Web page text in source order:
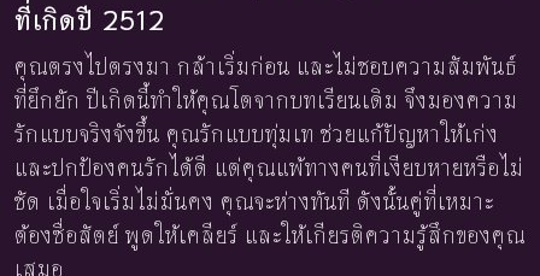
ที่เกิดปี 2512
คุณตรงไปตรงมา กล้าเริ่มก่อน และไม่ชอบความสัมพันธ์
ที่ยึกยัก ปีเกิดนี้ทำให้คุณโตจากบทเรียนเดิม จึงมองความ
รักแบบจริงจังขึ้น คุณรักแบบทุ่มเท ช่วยแก้ปัญหาให้เก่ง
และปกป้องคนรักได้ดี แต่คุณแพ้ทางคนที่เงียบหายหรือไม่
ชัด เมื่อใจเริ่มไม่มั่นคง คุณจะห่างทันที ดังนั้นคู่ที่เหมาะ
ต้องซื่อสัตย์ พูดให้เคลียร์ และให้เกียรติความรู้สึกของคุณ
เสมอ